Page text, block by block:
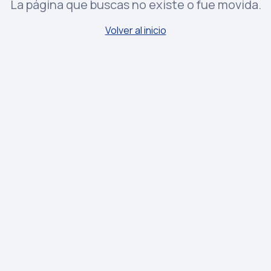
La página que buscas no existe o fue movida.
Volver al inicio